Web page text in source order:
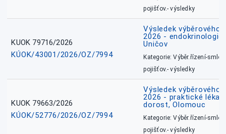
pojišťov.- výsledky
KUOK 79716/2026
KÚOK/43001/2026/OZ/7994
Výsledek výběrového
2026 - endokrinologie
Uničov
Kategorie: Výběr.řízení-
pojišťov.- výsledky
KUOK 79663/2026
KÚOK/52776/2026/OZ/7994
Výsledek výběrového
2026 - praktické
dorost, Olomouc
Kategorie: Výběr.řízení-
pojišťov.- výsledky